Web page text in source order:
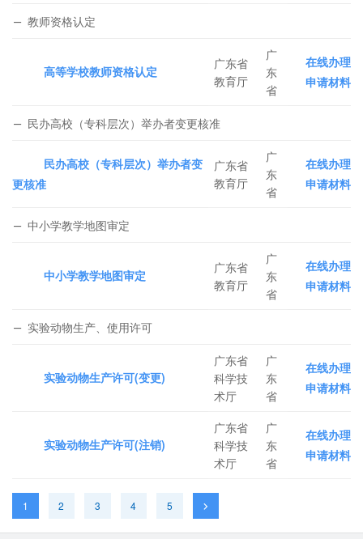
教师资格认定
高等学校教师资格认定
广东省
教育厅
广
东
省
在线办理
申请材料
民办高校（专科层次）举办者变更核准
民办高校（专科层次）举办者变
更核准
广东省
教育厅
广
东
省
在线办理
申请材料
中小学教学地图审定
中小学教学地图审定
广东省
教育厅
广
东
省
在线办理
申请材料
实验动物生产、使用许可
实验动物生产许可(变更)
广东省
科学技
术厅
广
东
省
在线办理
申请材料
实验动物生产许可(注销)
广东省
科学技
术厅
广
东
省
在线办理
申请材料
1 2 3 4 5